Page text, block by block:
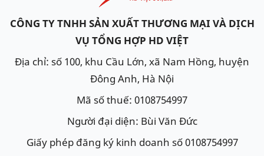
CÔNG TY TNHH SẢN XUẤT THƯƠNG MẠI VÀ DỊCH
VỤ TỔNG HỢP HD VIỆT
Địa chỉ: số 100, khu Cầu Lớn, xã Nam Hồng, huyện
Đông Anh, Hà Nội
Mã số thuế: 0108754997
Người đại diện: Bùi Văn Đức
Giấy phép đăng ký kinh doanh số 0108754997